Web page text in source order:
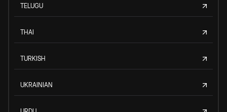
TELUGU
THAI
TURKISH
UKRAINIAN